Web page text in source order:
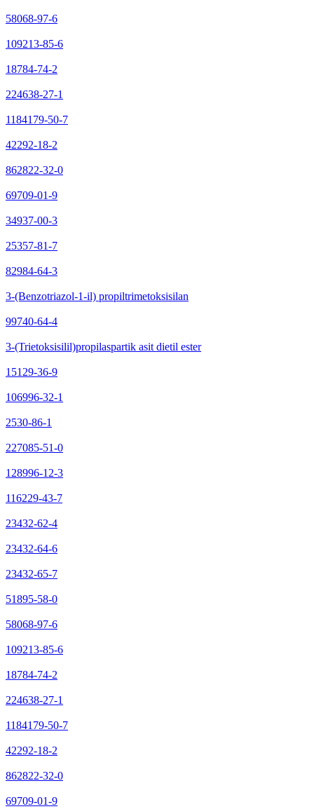
58068-97-6
109213-85-6
18784-74-2
224638-27-1
1184179-50-7
42292-18-2
862822-32-0
69709-01-9
34937-00-3
25357-81-7
82984-64-3
3-(Benzotriazol-1-il) propiltrimetoksisilan
99740-64-4
3-(Trietoksisilil)propilaspartik asit dietil ester
15129-36-9
106996-32-1
2530-86-1
227085-51-0
128996-12-3
116229-43-7
23432-62-4
23432-64-6
23432-65-7
51895-58-0
58068-97-6
109213-85-6
18784-74-2
224638-27-1
1184179-50-7
42292-18-2
862822-32-0
69709-01-9